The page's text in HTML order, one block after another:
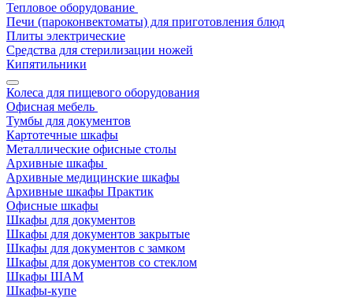
Тепловое оборудование
Печи (пароконвектоматы) для приготовления блюд
Плиты электрические
Средства для стерилизации ножей
Кипятильники
Колеса для пищевого оборудования
Офисная мебель
Тумбы для документов
Картотечные шкафы
Металлические офисные столы
Архивные шкафы
Архивные медицинские шкафы
Архивные шкафы Практик
Офисные шкафы
Шкафы для документов
Шкафы для документов закрытые
Шкафы для документов с замком
Шкафы для документов со стеклом
Шкафы ШАМ
Шкафы-купе